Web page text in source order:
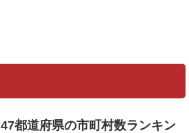
47都道府県の市町村数ランキン